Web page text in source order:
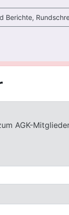
Berichte,
AGK-